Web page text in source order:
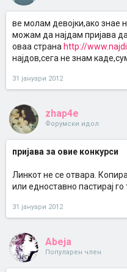
ве молам девојки,ако знае
можам да најдам пријава
оваа страна http://
најдов,сега не знам
31 јануари 2012
zhap4e
Форумски идол
пријава за овие конкурси
Линкот не се отвара.
или едноставно пастирај го
31 јануари 2012
Abeja
Популарен член